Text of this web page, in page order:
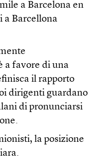
a Barcelona en
a Barcellona
a favore di una
il rapporto
dirigenti guardano
di pronunciarsi
la posizione